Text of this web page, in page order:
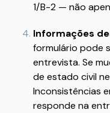
1/B-2 — não
Informações
formulário pode
entrevista. Se
de estado civil
Inconsistências
responde na